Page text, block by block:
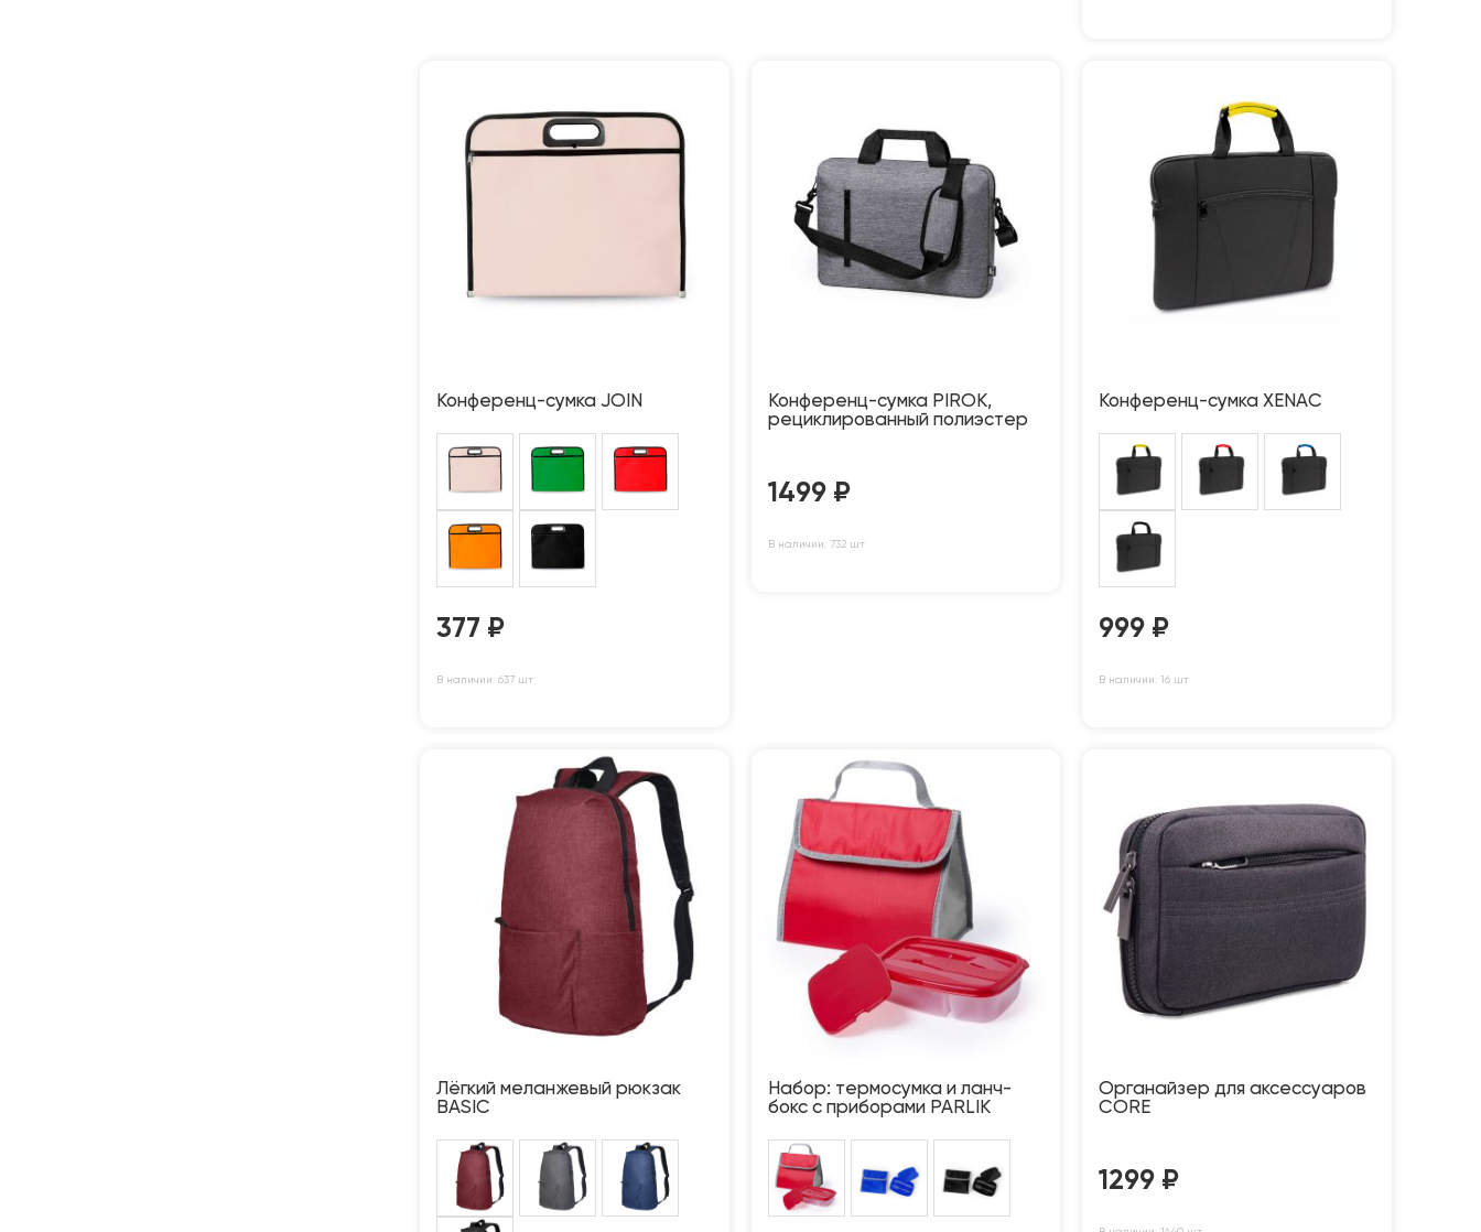
Конференц-сумка JOIN
377 ₽
В наличии: 637 шт
Конференц-сумка PIROK,
рециклированный полиэстер
1499 ₽
В наличии: 732 шт
Конференц-сумка XENAC
999 ₽
В наличии: 16 шт
Лёгкий меланжевый рюкзак
BASIC
Набор: термосумка и ланч-
бокс с приборами PARLIK
Органайзер для аксессуаров
CORE
1299 ₽